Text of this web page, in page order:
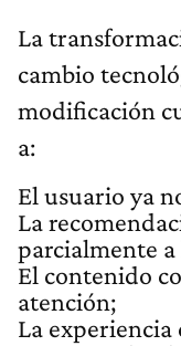
La
cambio
modificación
a:
El usuario ya
La
parcialmente
El contenido
atención;
La